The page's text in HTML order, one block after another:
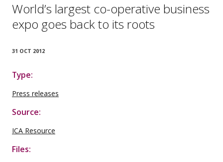
World’s largest co-operative business
expo goes back to its roots
31 OCT 2012
Type:
Press releases
Source:
ICA Resource
Files: